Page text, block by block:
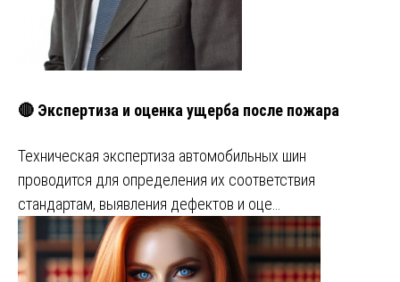
🔴 Экспертиза и оценка ущерба после пожара
Техническая экспертиза автомобильных шин
проводится для определения их соответствия
стандартам, выявления дефектов и оце…